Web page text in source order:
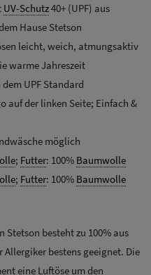
UV-Schutz40+ (UPF) aus
Hause Stetson
leicht, weich, atmungsaktiv
warme Jahreszeit
UPF Standard
auf der linken Seite; Einfach &
möglich
; Futter: 100% Baumwolle
; Futter: 100% Baumwolle
Stetson besteht zu 100% aus
bestens geeignet. Die
eine Luftöse um den